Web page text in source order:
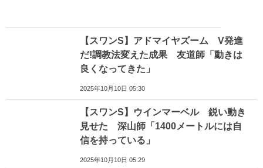
【スワンS】アドマイヤズーム V発進
だ!調教法変えた成果 友道師「動きは
良くなってきた」
2025年10月10日 05:30
【スワンS】ウインマーベル 鋭い動き
見せた 深山師「1400メートルには自
信を持っている」
2025年10月10日 05:29